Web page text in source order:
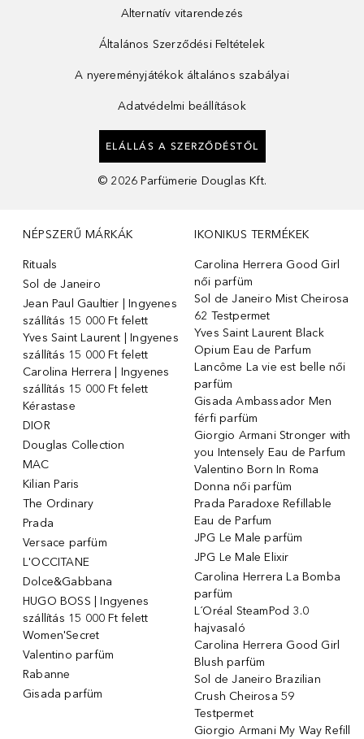
Alternatív vitarendezés
Általános Szerződési Feltételek
A nyereményjátékok általános szabályai
Adatvédelmi beállítások
ELÁLLÁS A SZERZŐDÉSTŐL
© 2026 Parfümerie Douglas Kft.
NÉPSZERŰ MÁRKÁK
Rituals
Sol de Janeiro
Jean Paul Gaultier | Ingyenes
szállítás 15 000 Ft felett
Yves Saint Laurent | Ingyenes
szállítás 15 000 Ft felett
Carolina Herrera | Ingyenes
szállítás 15 000 Ft felett
Kérastase
DIOR
Douglas Collection
MAC
Kilian Paris
The Ordinary
Prada
Versace parfüm
L'OCCITANE
Dolce&Gabbana
HUGO BOSS | Ingyenes
szállítás 15 000 Ft felett
Women'Secret
Valentino parfüm
Rabanne
Gisada parfüm
IKONIKUS TERMÉKEK
Carolina Herrera Good Girl
női parfüm
Sol de Janeiro Mist Cheirosa
62 Testpermet
Yves Saint Laurent Black
Opium Eau de Parfum
Lancôme La vie est belle női
parfüm
Gisada Ambassador Men
férfi parfüm
Giorgio Armani Stronger with
you Intensely Eau de Parfum
Valentino Born In Roma
Donna női parfüm
Prada Paradoxe Refillable
Eau de Parfum
JPG Le Male parfüm
JPG Le Male Elixir
Carolina Herrera La Bomba
parfüm
L´Oréal SteamPod 3.0
hajvasaló
Carolina Herrera Good Girl
Blush parfüm
Sol de Janeiro Brazilian
Crush Cheirosa 59
Testpermet
Giorgio Armani My Way Refill